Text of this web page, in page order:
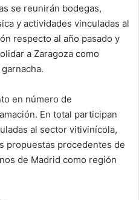
se reunirán bodegas,
y actividades vinculadas al
respecto al año pasado y
a Zaragoza como
en número de
En total participan
al sector vitivinícola,
propuestas procedentes de
de Madrid como región